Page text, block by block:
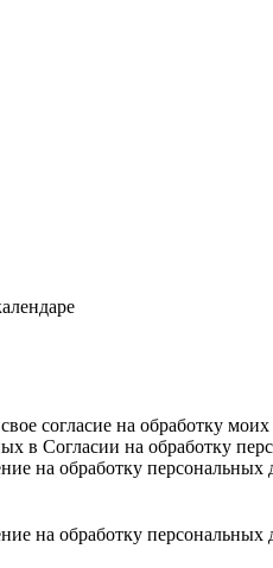
согласие на обработку
в Согласии на обработку
на обработку персональных
на обработку персональных